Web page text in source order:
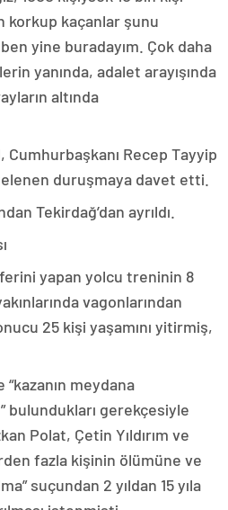
korkup kaçanlar şunu
yine buradayım. Çok daha
yanında, adalet arayışında
altında
Cumhurbaşkanı Recep Tayyip
duruşmaya davet etti.
Tekirdağ’dan ayrıldı.
yapan yolcu treninin 8
vagonlarından
25 kişi yaşamını yitirmiş,
meydana
bulundukları gerekçesiyle
Polat, Çetin Yıldırım ve
fazla kişinin ölümüne ve
suçundan 2 yıldan 15 yıla